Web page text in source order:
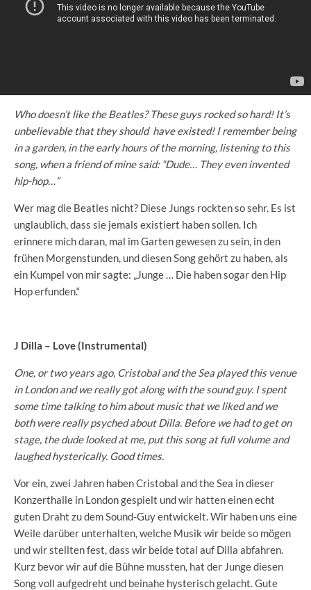
Who doesn’t like the Beatles? These guys rocked so hard! It’s
unbelievable that they should have existed! I remember being
in a garden, in the early hours of the morning, listening to this
song, when a friend of mine said: “Dude… They even invented
hip-hop…”
Wer mag die Beatles nicht? Diese Jungs rockten so sehr. Es ist
unglaublich, dass sie jemals existiert haben sollen. Ich
erinnere mich daran, mal im Garten gewesen zu sein, in den
frühen Morgenstunden, und diesen Song gehört zu haben, als
ein Kumpel von mir sagte: „Junge … Die haben sogar den Hip
Hop erfunden.“
J Dilla – Love (Instrumental)
One, or two years ago, Cristobal and the Sea played this venue
in London and we really got along with the sound guy. I spent
some time talking to him about music that we liked and we
both were really psyched about Dilla. Before we had to get on
stage, the dude looked at me, put this song at full volume and
laughed hysterically. Good times.
Vor ein, zwei Jahren haben Cristobal and the Sea in dieser
Konzerthalle in London gespielt und wir hatten einen echt
guten Draht zu dem Sound-Guy entwickelt. Wir haben uns eine
Weile darüber unterhalten, welche Musik wir beide so mögen
und wir stellten fest, dass wir beide total auf Dilla abfahren.
Kurz bevor wir auf die Bühne mussten, hat der Junge diesen
Song voll aufgedreht und beinahe hysterisch gelacht. Gute